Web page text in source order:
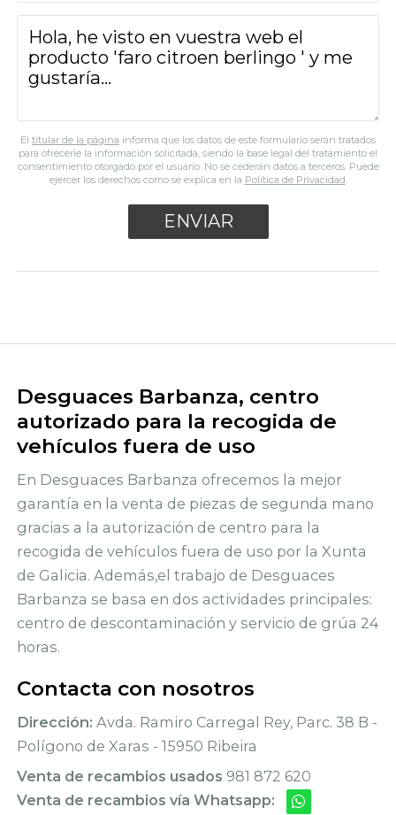
El titular de la página informa que los datos de este formulario serán tratados
para ofrecerle la información solicitada, siendo la base legal del tratamiento el
consentimiento otorgado por el usuario. No se cederán datos a terceros. Puede
ejercer los derechos como se explica en la Política de Privacidad.
Desguaces Barbanza, centro
autorizado para la recogida de
vehículos fuera de uso
En Desguaces Barbanza ofrecemos la mejor
garantía en la venta de piezas de segunda mano
gracias a la autorización de centro para la
recogida de vehículos fuera de uso por la Xunta
de Galicia. Además,el trabajo de Desguaces
Barbanza se basa en dos actividades principales:
centro de descontaminación y servicio de grúa 24
horas.
Contacta con nosotros
Dirección: Avda. Ramiro Carregal Rey, Parc. 38 B -
Polígono de Xaras - 15950 Ribeira
Venta de recambios usados 981 872 620
Venta de recambios vía Whatsapp: